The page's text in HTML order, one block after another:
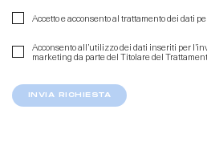
Accetto e acconsento al trattamento dei dati
Acconsento all’utilizzo dei dati inseriti per
marketing da parte del Titolare del
INVIA RICHIESTA